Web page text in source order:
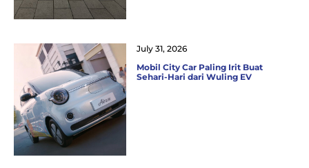
Mobil City Car Paling Irit Buat
Sehari-Hari dari Wuling EV
July 31, 2026